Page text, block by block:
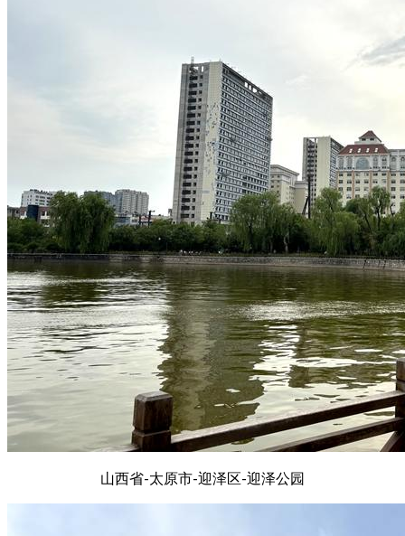
山西省-太原市-迎泽区-迎泽公园